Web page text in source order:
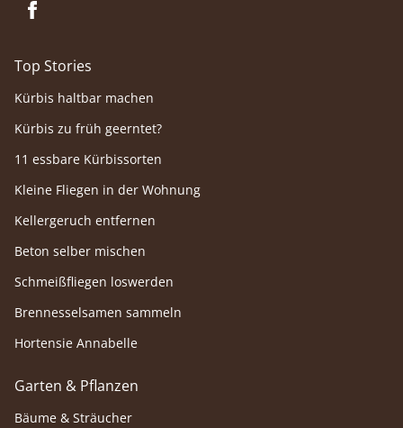
Top Stories
Kürbis haltbar machen
Kürbis zu früh geerntet?
11 essbare Kürbissorten
Kleine Fliegen in der Wohnung
Kellergeruch entfernen
Beton selber mischen
Schmeißfliegen loswerden
Brennesselsamen sammeln
Hortensie Annabelle
Garten & Pflanzen
Bäume & Sträucher